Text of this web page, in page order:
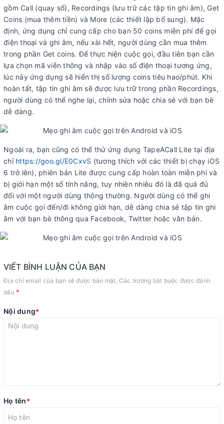
gồm Call (quay số), Recordings (lưu trữ các tập tin ghi âm), Get
Coins (mua thêm tiền) và More (các thiết lập bổ sung). Mặc
định, ứng dụng chỉ cung cấp cho bạn 50 coins miễn phí để gọi
điện thoại và ghi âm, nếu xài hết, người dùng cần mua thêm
trong phần Get coins. Để thực hiện cuộc gọi, đầu tiên bạn cần
lựa chọn mã viễn thông và nhập vào số điện thoại tương ứng,
lúc này ứng dụng sẽ hiển thị số lượng coins tiêu hao/phút. Khi
hoàn tất, tập tin ghi âm sẽ được lưu trữ trong phần Recordings,
người dùng có thể nghe lại, chỉnh sửa hoặc chia sẻ với bạn bè
dễ dàng.
Ngoài ra, bạn cũng có thể thử ứng dụng TapeACall Lite tại địa
chỉ https://goo.gl/E0CxvS (tương thích với các thiết bị chạy iOS
6 trở lên), phiên bản Lite được cung cấp hoàn toàn miễn phí và
bị giới hạn một số tính năng, tuy nhiên nhiêu đó là đã quá đủ
đối với một người dùng thông thường. Người dùng có thể ghi
âm cuộc gọi đến/đi không giới hạn, dễ dàng chia sẻ tập tin ghi
âm với bạn bè thông qua Facebook, Twitter hoặc văn bản.
VIẾT BÌNH LUẬN CỦA BẠN
Địa chỉ email của bạn sẽ được bảo mật. Các trường bắt buộc được đánh
dấu *
Nội dung*
Họ tên*